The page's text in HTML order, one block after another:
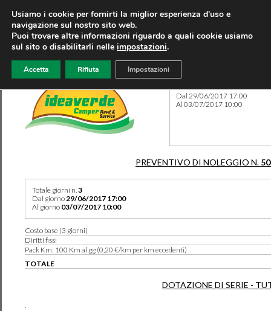
Dal 29/06/2017 17:00
Al 03/07/2017 10:00
PREVENTIVO DI NOLEGGIO N.
Totale giorni n.3
Dal giorno29/06/2017 17:00
Al giorno 03/07/2017 10:00
Costo base (3 giorni)
Diritti fissi
Pack Km: 100 Km al gg (0,20 €/km per km eccedenti)
TOTALE
DOTAZIONE DI SERIE -
.
Usiamo i cookie per fornirti la miglior esperienza d'uso e
navigazione sul nostro sito web.
Puoi trovare altre informazioni riguardo a quali cookie usiamo
sul sito o disabilitarli nelle impostazioni.
Accetta Rifiuta Impostazioni